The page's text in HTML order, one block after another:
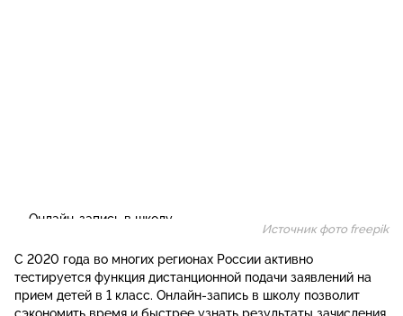
Источник фото freepik
С 2020 года во многих регионах России активно
тестируется функция дистанционной подачи заявлений на
прием детей в 1 класс. Онлайн-запись в школу позволит